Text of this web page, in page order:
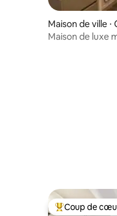
Maison de ville ⋅
Maison de luxe
Coups de cœur
Coup de